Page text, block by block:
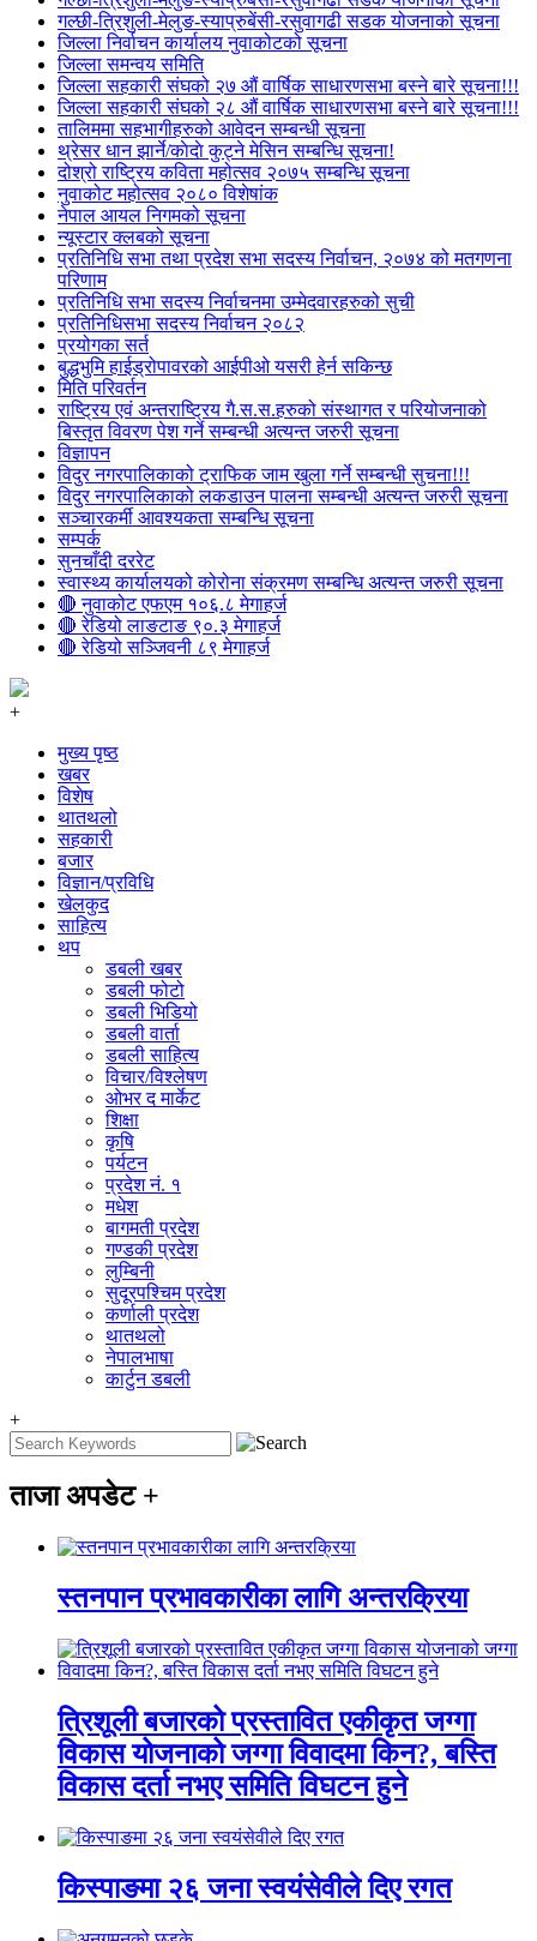
गल्छी-त्रिशुली-मेलुङ-स्याप्रुबेंसी-रसुवागढी सडक योजनाको सूचना
जिल्ला निर्वाचन कार्यालय नुवाकोटको सूचना
जिल्ला समन्वय समिति
जिल्ला सहकारी संघको २७ औं वार्षिक साधारणसभा बस्ने बारे सूचना!!!
जिल्ला सहकारी संघको २८ औं वार्षिक साधारणसभा बस्ने बारे सूचना!!!
तालिममा सहभागीहरुको आवेदन सम्बन्धी सूचना
थ्रेसर धान झार्ने/काेदाे कुट्ने मेसिन सम्बन्धि सूचना!
दोश्रो राष्ट्रिय कविता महोत्सव २०७५ सम्बन्धि सूचना
नुवाकोट महोत्सव २०८० विशेषांक
नेपाल आयल निगमको सूचना
न्यूस्टार क्लबको सूचना
प्रतिनिधि सभा तथा प्रदेश सभा सदस्य निर्वाचन, २०७४ को मतगणना
परिणाम
प्रतिनिधि सभा सदस्य निर्वाचनमा उम्मेदवारहरुको सुची
प्रतिनिधिसभा सदस्य निर्वाचन २०८२
प्रयोगका सर्त
बुद्धभुमि हाईड्रोपावरको आईपीओ यसरी हेर्न सकिन्छ
मिति परिवर्तन
राष्ट्रिय एवं अन्तराष्ट्रिय गै.स.स.हरुको संस्थागत र परियोजनाको
बिस्तृत विवरण पेश गर्ने सम्बन्धी अत्यन्त जरुरी सूचना
विज्ञापन
विदुर नगरपालिकाको ट्राफिक जाम खुला गर्ने सम्बन्धी सुचना!!!
विदुर नगरपालिकाको लकडाउन पालना सम्बन्धी अत्यन्त जरुरी सूचना
सञ्चारकर्मी आवश्यकता सम्बन्धि सूचना
सम्पर्क
सुनचाँदी दररेट
स्वास्थ्य कार्यालयको कोरोना संक्रमण सम्बन्धि अत्यन्त जरुरी सूचना
🔴 नुवाकोट एफएम १०६.८ मेगाहर्ज
🔴 रेडियो लाङटाङ ९०.३ मेगाहर्ज
🔴 रेडियो सञ्जिवनी ८९ मेगाहर्ज
+
मुख्य पृष्ठ
खबर
विशेष
थातथलो
सहकारी
बजार
विज्ञान/प्रविधि
खेलकुद
साहित्य
थप
डबली खबर
डबली फोटो
डबली भिडियो
डबली वार्ता
डबली साहित्य
विचार/विश्‍लेषण
ओभर द मार्केट
शिक्षा
कृषि
पर्यटन
प्रदेश नं. १
मधेश
बागमती प्रदेश
गण्डकी प्रदेश
लुम्बिनी
सुदूरपश्चिम प्रदेश
कर्णाली प्रदेश
थातथलो
नेपालभाषा
कार्टुन डबली
+
ताजा अपडेट +
स्तनपान प्रभावकारीका लागि अन्तरक्रिया
त्रिशूली बजारको प्रस्तावित एकीकृत जग्गा
विकास योजनाको जग्गा विवादमा किन?, बस्ति
विकास दर्ता नभए समिति विघटन हुने
किस्पाङमा २६ जना स्वयंसेवीले दिए रगत